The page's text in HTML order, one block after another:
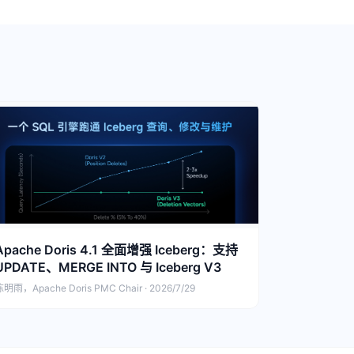
Doris 4.1 全面增强 Iceberg：支持
、MERGE INTO 与 Iceberg V3
明雨，Apache Doris PMC Chair · 2026/7/29